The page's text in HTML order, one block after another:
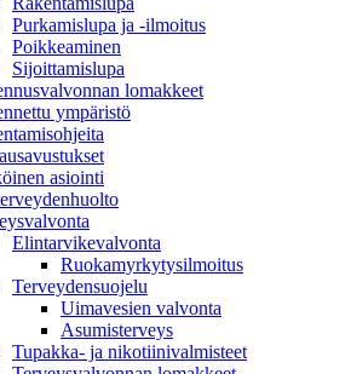
Purkamislupa ja -ilmoitus
Poikkeaminen
Sijoittamislupa
lomakkeet
ympäristö
asiointi
Elintarvikevalvonta
Ruokamyrkytysilmoitus
Terveydensuojelu
Uimavesien valvonta
Asumisterveys
Tupakka- ja nikotiinivalmisteet